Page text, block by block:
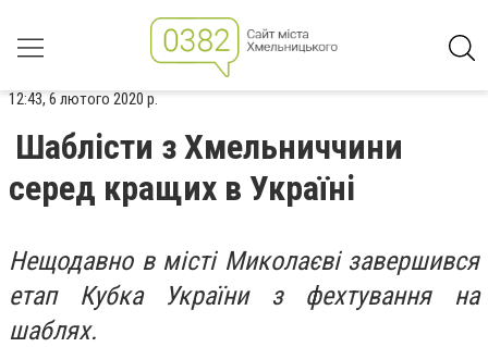
12:43, 6 лютого 2020 р.
Шаблісти з Хмельниччини
серед кращих в Україні
Нещодавно в місті Миколаєві завершився
етап Кубка України з фехтування на
шаблях.